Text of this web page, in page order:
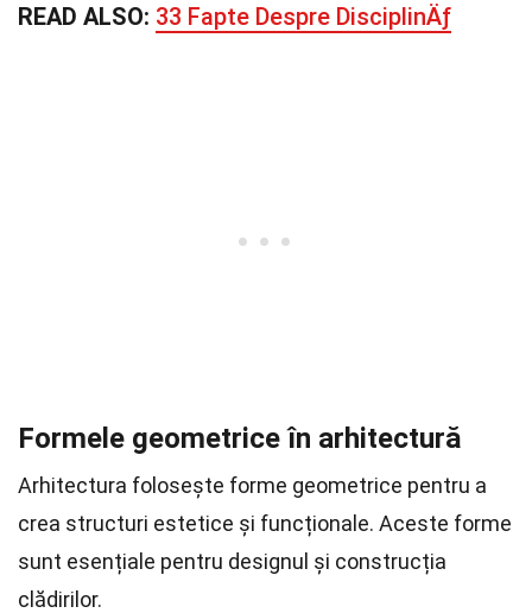
READ ALSO: 33 Fapte Despre DisciplinÄƒ
Formele geometrice în arhitectură
Arhitectura folosește forme geometrice pentru a
crea structuri estetice și funcționale. Aceste forme
sunt esențiale pentru designul și construcția
clădirilor.